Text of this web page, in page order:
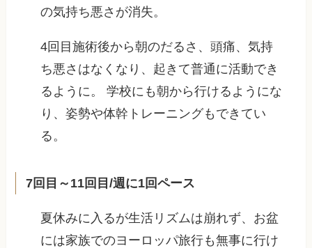
の気持ち悪さが消失。
4回目施術後から朝のだるさ、頭痛、気持
ち悪さはなくなり、起きて普通に活動でき
るように。 学校にも朝から行けるようにな
り、姿勢や体幹トレーニングもできてい
る。
7回目～11回目/週に1回ペース
夏休みに入るが生活リズムは崩れず、お盆
には家族でのヨーロッパ旅行も無事に行け